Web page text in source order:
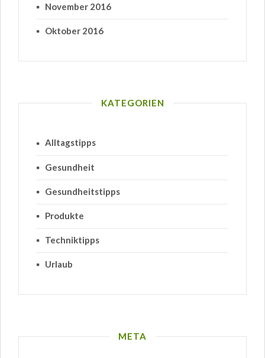
November 2016
Oktober 2016
KATEGORIEN
Alltagstipps
Gesundheit
Gesundheitstipps
Produkte
Techniktipps
Urlaub
META